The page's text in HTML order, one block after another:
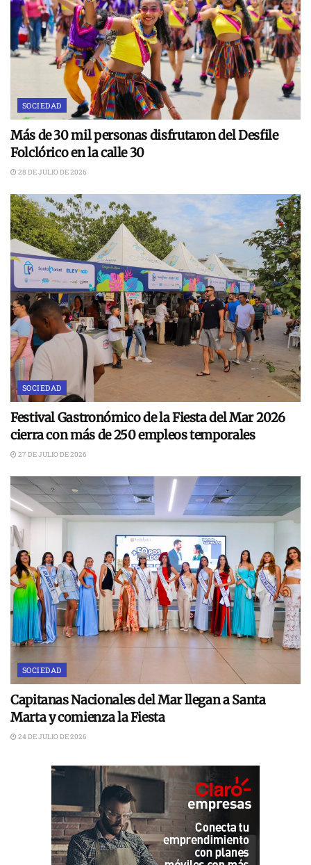
SOCIEDAD
Más de 30 mil personas disfrutaron del Desfile
Folclórico en la calle 30
28 DE JULIO DE 2026
SOCIEDAD
Festival Gastronómico de la Fiesta del Mar 2026
cierra con más de 250 empleos temporales
27 DE JULIO DE 2026
SOCIEDAD
Capitanas Nacionales del Mar llegan a Santa
Marta y comienza la Fiesta
24 DE JULIO DE 2026